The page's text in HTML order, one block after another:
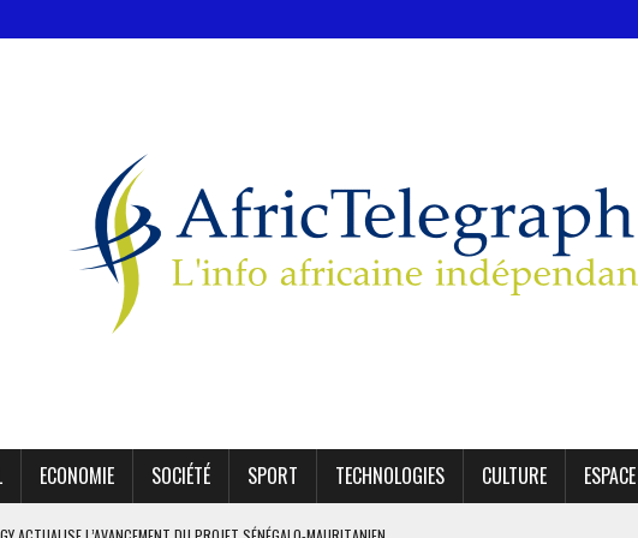
ECONOMIE SOCIÉTÉ SPORT TECHNOLOGIES CULTURE